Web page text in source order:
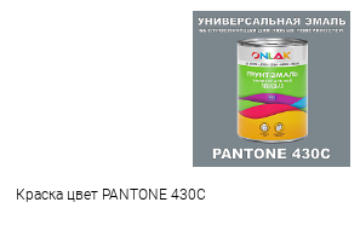
Краска цвет PANTONE 430C